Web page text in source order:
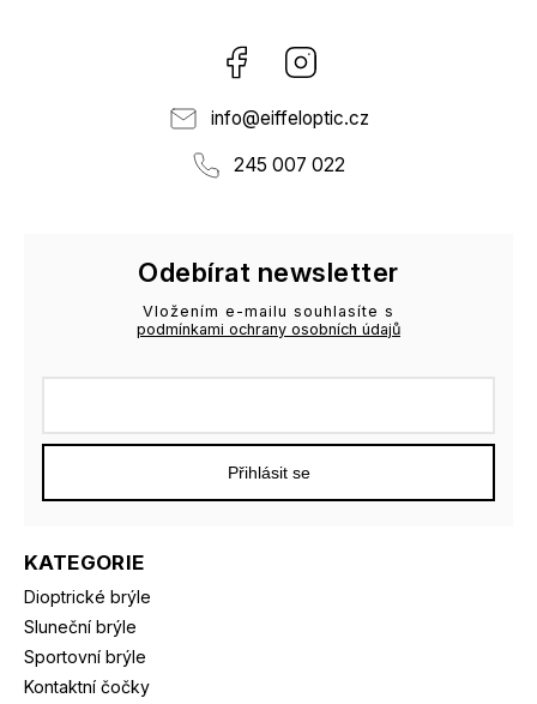
Facebook
info@eiffeloptic.cz
245 007 022
KATEGORIE
Dioptrické brýle
Sluneční brýle
Sportovní brýle
Kontaktní čočky
Odebírat newsletter
Vložením e-mailu souhlasíte s
podmínkami ochrany osobních údajů
Přihlásit se